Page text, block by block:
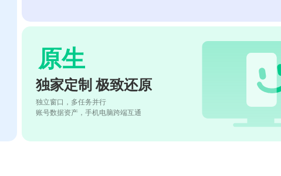
原生
独家定制 极致还原
独立窗口，多任务并行
账号数据资产，手机电脑跨端互通